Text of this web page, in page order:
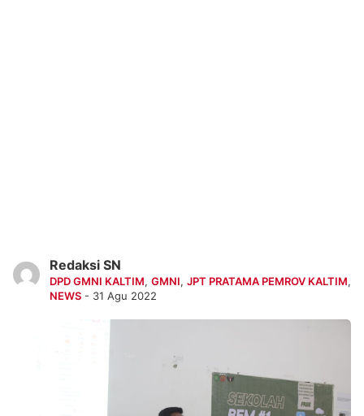
Redaksi SN
DPD GMNI KALTIM, GMNI, JPT PRATAMA PEMROV KALTIM,
NEWS- 31 Agu 2022